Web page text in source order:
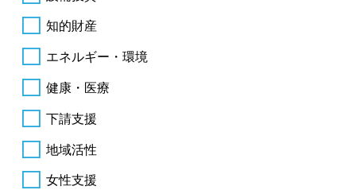
知的財産
エネルギー・環境
健康・医療
下請支援
地域活性
女性支援